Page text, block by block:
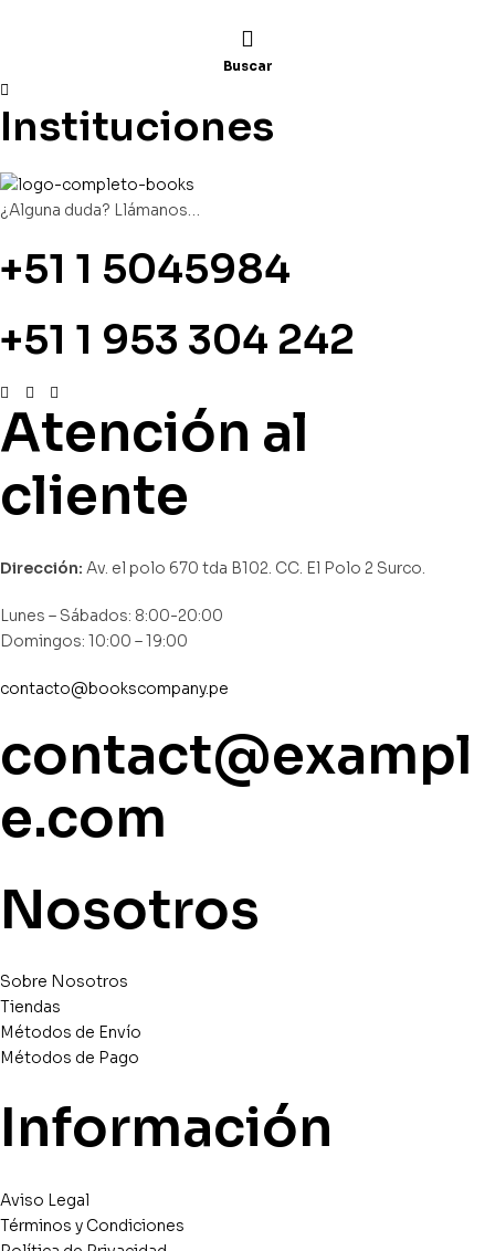
Buscar
Instituciones
¿Alguna duda? Llámanos…
+51 1 5045984
+51 1 953 304 242
Atención al
cliente
Dirección: Av. el polo 670 tda B102. CC. El Polo 2 Surco.
Lunes – Sábados: 8:00-20:00
Domingos: 10:00 – 19:00
contacto@bookscompany.pe
contact@exampl
e.com
Nosotros
Sobre Nosotros
Tiendas
Métodos de Envío
Métodos de Pago
Información
Aviso Legal
Términos y Condiciones